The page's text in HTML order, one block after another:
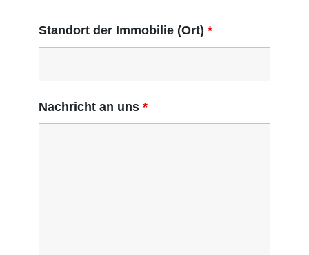
Standort der Immobilie (Ort)*
Nachricht an uns*